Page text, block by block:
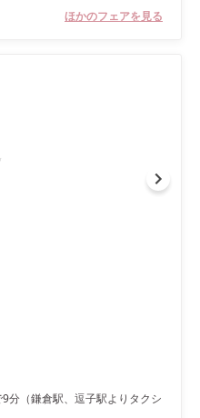
ほかのフェアを見る
分（鎌倉駅、逗子駅よりタクシ